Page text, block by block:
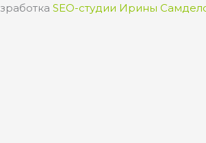
SEO-студии Ирины